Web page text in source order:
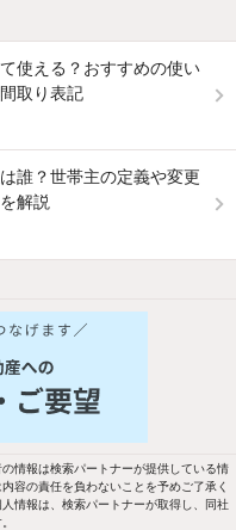
使える？おすすめの使い
取り表記
誰？世帯主の定義や変更
解説
す！
2階以上
ペット相談
独立洗面台
情報は検索パートナーが提供している情
容の責任を負わないことを予めご了承く
情報は、検索パートナーが取得し、同社